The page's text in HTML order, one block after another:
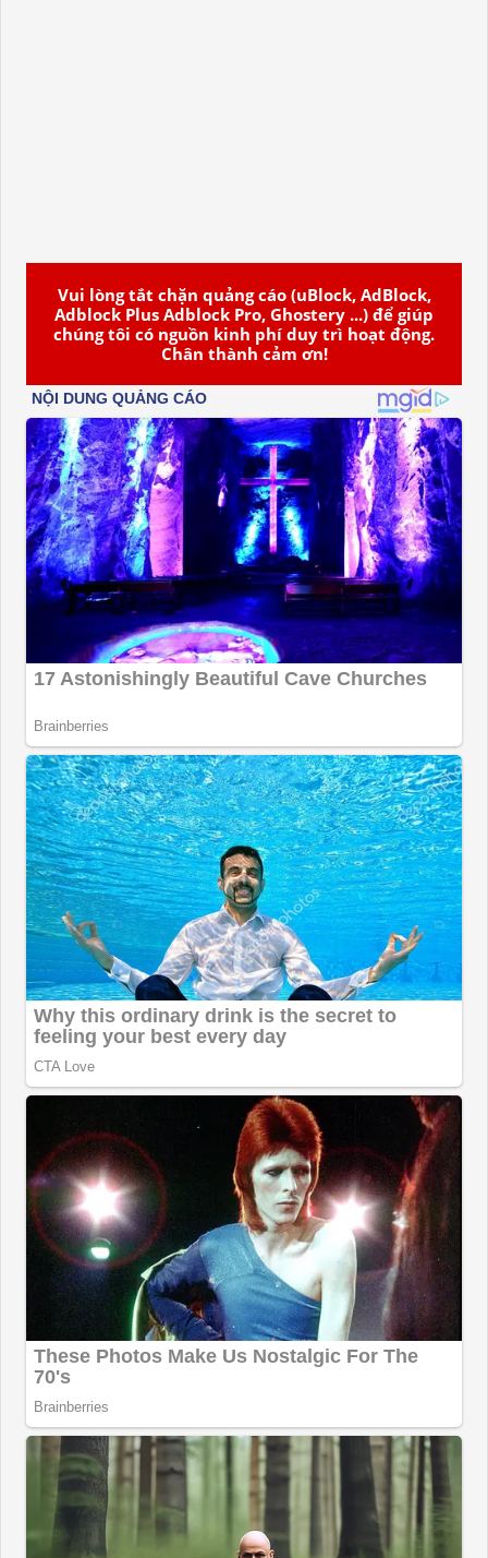
Vui lòng tắt chặn quảng cáo (uBlock, AdBlock,
Adblock Plus Adblock Pro, Ghostery ...) để giúp
chúng tôi có nguồn kinh phí duy trì hoạt động.
Chân thành cảm ơn!